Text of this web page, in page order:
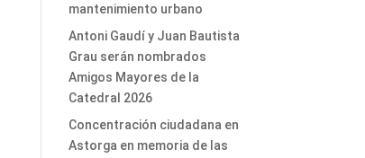
mantenimiento urbano
Antoni Gaudí y Juan Bautista
Grau serán nombrados
Amigos Mayores de la
Catedral 2026
Concentración ciudadana en
Astorga en memoria de las